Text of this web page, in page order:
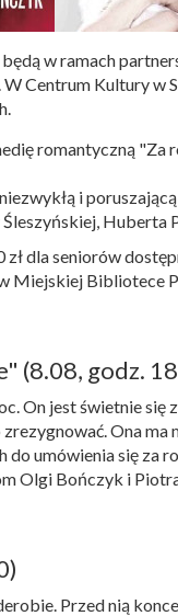
w ramach
Centrum Kultury w
romantyczną "Za
i
Huberta
dla seniorów
Miejskiej Bibliotece
(8.08, godz.
On jest świetnie się
zrezygnować. Ona
umówienia się za
Olgi Bończyk i
Przed nią